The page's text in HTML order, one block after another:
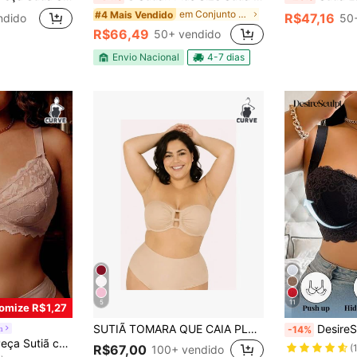
#4 Mais Vendido em Conjunto de 3 peças Sutiãs e bralettes plus siz
R$66,49 50+ vendido
Envio Nacional 4-7 dias
R$47,16
R$1,27
Mulheres Plus Size, Confortável, Sustentação
em Semi-transparente Sutiãs Plus Size
5
SUTIÃ TOMARA QUE CAIA PLUS SIZE REFORÇADO MÁXIMA SUSTENTAÇÃO
R$67,00 100+ vendido
11
-14% DesireSculpt 1 Peça Lingerie Sutiã Sexy